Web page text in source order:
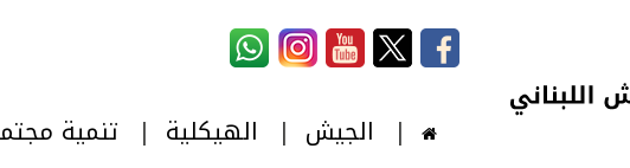
الجيش الهيكلية تنمية